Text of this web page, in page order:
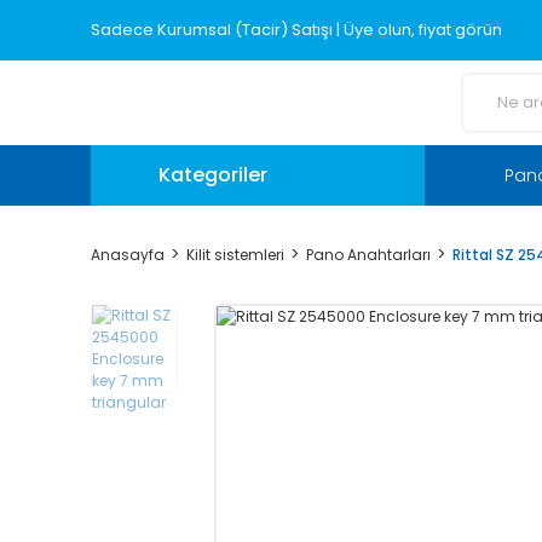
Sadece Kurumsal (Tacir) Satışı | Üye olun, fiyat görün
Kategoriler
Anasayfa Kilit sistemleri Pano Anahtarları Rittal SZ